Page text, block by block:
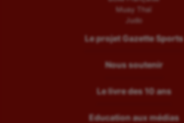
Muay Thaï
Judo
Le projet Gazette Sports
Nous soutenir
Le livre des 10 ans
Education aux médias